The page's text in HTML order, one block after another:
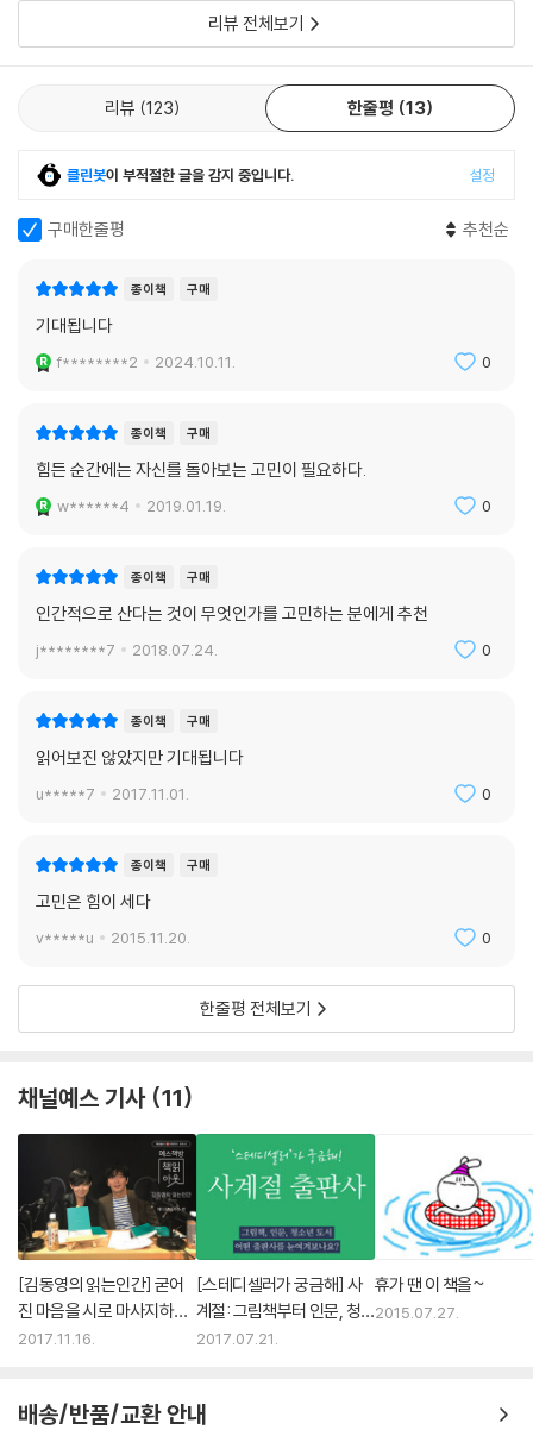
나는 아무 주저 없이 “검약은 미덕이다”라고 말할 자신이 없습니다. 나카
노 고지(中野孝次) 씨의 『청빈의 사상』이라는 책도 있지만, 오늘날 ‘청
빈’에서 그 어떤 문화가 생기기는 힘듭니다. ‘가난하다’는 것에 어떤 가치가
있다고 생각하는 사람은 없을 것입니다. 이제는 『현자의 선물』과 같은 아
름다운 이야기가 나오지도 않을 것이며, 『우동 한 그릇』을 읽어도 현대의
우리는 곧바로 감동을 느낄 수 없습니다. --- p.61
3장 제대로 안다는 것은 무엇일까?
능력이다. 그러나 과학기술의 발전과 함께 지성은 분할되어 일부만이 비대
불가능할 것임을 전망했다. 현대 사회에 정보와 지식은 엄청난 속도와 양
으로 생산, 유통되고 있지만, 그 정보의 질은 인간 중심적이고 단편적인 것
회를 지향해야 하는지를 생각해보고, 과거에 인간이 지녔던 자연에 대한
물론 ‘무엇이든 알고 있는 박식한 사람’은 훌륭하다고 생각합니다. 그렇지
합니다. ‘알고 있다(know)’와 ‘사고하다(think)’는 다릅니다. ‘정보(infor
4장 청춘은 아름다운가?
한 점 의혹도 없을 때까지 본질의 의미를 묻는 것이라고 풀이한다. 해답을
지도 모르지만, 고뇌 없는 청춘은 ‘바싹 마른 건조한 청춘’, 즉 반드시 겪고
넘어서야 할 인생의 고비를 지나치고 늙어버리는 것과 같다. 청춘의 방황
할 것이다. 청춘은 좌절이 있기 때문에 아름답고 실패가 있기 때문에 좋은
우리 모두의 인생 속에 반드시 존재하는 ‘청춘’을 알지도 못하고 끝을 내거
요? 그렇게 살다가 10년 후에 자기 삶을 돌아보면 거기에는 삭막함만이 남
아 있을 것입니다. --- pp.88∼89
5장 믿는 사람은 구원받을 수 있을까?
현대 사회에서 종교란 무엇일까? 근대 이전에는 개인이 속한 공동체의 종
교가 곧 자신의 종교가 되었다. 따라서 내가 무엇을 믿을 것인가 하는 물음
자체가 생길 수 없었다. 그러나 과학과 합리주의의 영향으로 종교의 권위
가 상대화된 근대 이후 개인은 종교적 자유를 누리게 되었다. 더구나 개인
주의는 자신만을 믿을 수밖에 없는 ‘일인 종교’의 시대를 열었다. 베버나 소
세키와 같이 자신의 지성만을 믿으면서 자기와 끝없이 싸우며 살아갈 수밖
에 없는 것이다. 따라서 현대인에게 믿는다는 일은 스스로 확신할 수 있는
것을 깨달을 때까지 고민을 계속하거나 분별력을 키워야만 가능한, 외롭고
도 힘든 일이다.
며, 그것을 초월하기 위해서는 무엇인가를 믿고 해답을 발견하는 수밖에
리뷰 전체보기
리뷰 123 한줄평 13
클린봇이 부적절한 글을 감지 중입니다. 설정
구매한줄평 추천순
종이책 구매
기대됩니다
f********2 2024.10.11. 0
종이책 구매
힘든 순간에는 자신를 돌아보는 고민이 필요하다.
w******4 2019.01.19. 0
종이책 구매
인간적으로 산다는 것이 무엇인가를 고민하는 분에게 추천
j********7 2018.07.24. 0
종이책 구매
읽어보진 않았지만 기대됩니다
u*****7 2017.11.01. 0
종이책 구매
고민은 힘이 세다
v*****u 2015.11.20. 0
한줄평 전체보기
채널예스 기사 11
[김동영의 읽는인간] 굳어
진 마음을 시로 마사지하자
(G. 김지수 기자)
2017.11.16.
[스테디셀러가 궁금해] 사
계절: 그림책부터 인문, 청
소년 도서까지
2017.07.21.
휴가 땐 이 책을~
2015.07.27.
배송/반품/교환 안내